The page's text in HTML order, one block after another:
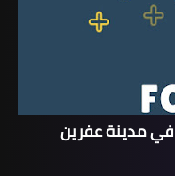
مدينة عفرين